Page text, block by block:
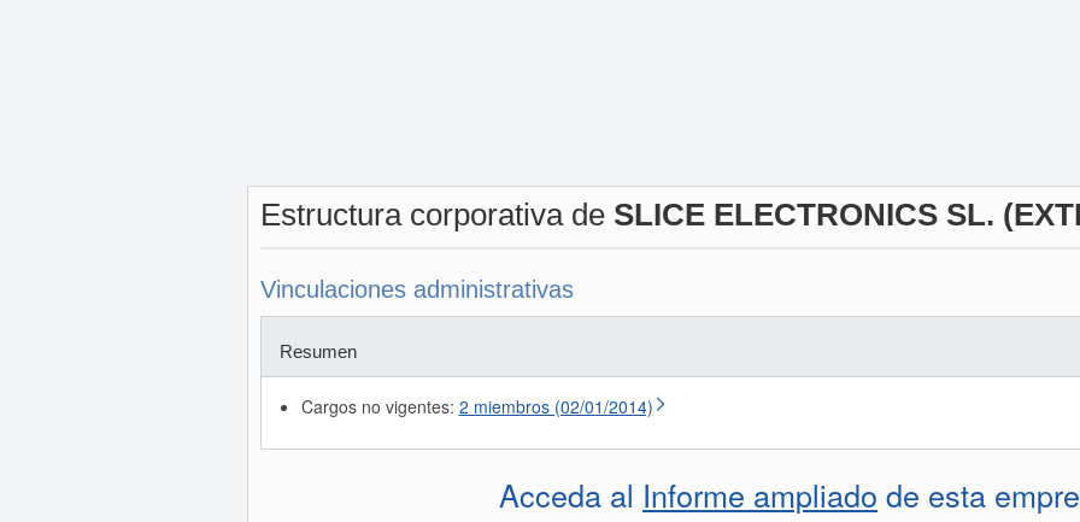
Estructura corporativa de SLICE ELECTRONICS SL.
Vinculaciones administrativas
Resumen
Cargos no vigentes: 2 miembros (02/01/2014)
Acceda al Informe ampliado de esta